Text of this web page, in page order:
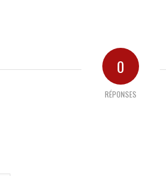
0
RÉPONSES